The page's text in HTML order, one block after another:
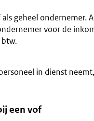
geheel ondernemer.
voor de
in dienst
een vof